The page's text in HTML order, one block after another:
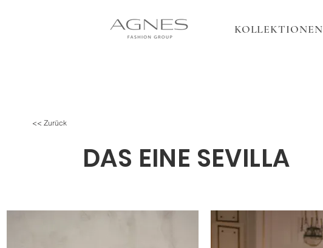
KOLLEKTIONEN
<< Zurück
DAS EINE SEVILLA